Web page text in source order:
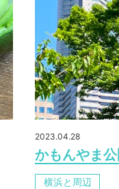
2023.04.28
かもんやま
横浜と周辺